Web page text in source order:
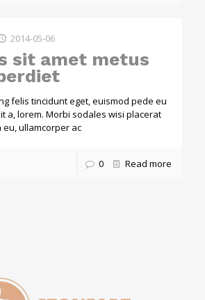
2014-05-06
sit amet metus
felis tincidunt eget, euismod pede eu
a, lorem. Morbi sodales wisi placerat
ullamcorper ac
0 Read more